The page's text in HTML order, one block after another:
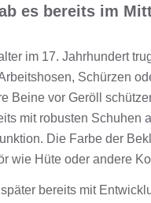
es bereits im
im 17. Jahrhundert
Schürzen
Beine vor Geröll
mit robusten Schuhen
Die Farbe der
wie Hüte oder andere
bereits mit